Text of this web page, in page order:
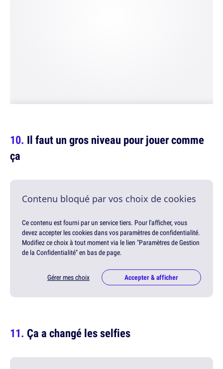
Il faut un gros niveau pour jouer comme
ça
Contenu bloqué par vos choix de cookies
Ce contenu est fourni par un service tiers. Pour l'afficher, vous
devez accepter les cookies dans vos paramètres de confidentialité.
Modifiez ce choix à tout moment via le lien "Paramètres de Gestion
de la Confidentialité" en bas de page.
Gérer mes choix Accepter & afficher
Ça a changé les selfies